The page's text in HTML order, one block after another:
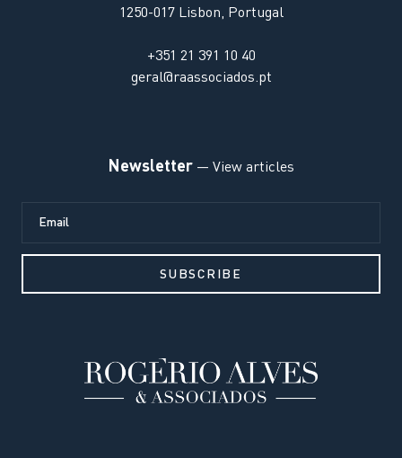
1250-017 Lisbon, Portugal
+351 21 391 10 40
geral@raassociados.pt
Newsletter— View articles